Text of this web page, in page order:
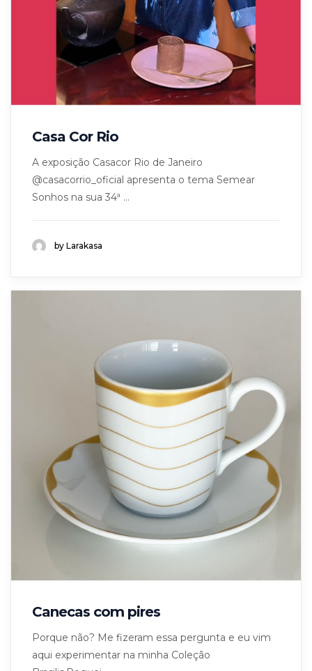
Casa Cor Rio
A exposição Casacor Rio de Janeiro
@casacorrio_oficial apresenta o tema Semear
Sonhos na sua 34ª ...
by Larakasa
Canecas com pires
Porque não? Me fizeram essa pergunta e eu vim
aqui experimentar na minha Coleção